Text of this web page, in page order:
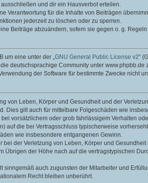
und dir ein Hausverbot erteilen.
Verantwortung für die Inhalte von Beiträgen
jederzeit zu löschen oder zu sperren.
Beiträge abzuändern, sofern sie gegen o. g.
um eine unter der „GNU General Public License v2“
deutschsprachige Community unter
der Software für bestimmte Zwecke nicht
von Leben, Körper und Gesundheit und der
Dies gilt auch für mittelbare Folgeschäden wie
vorsätzlichem oder grob fahrlässigem Verhalten
auf die bei Vertragsschluss typischerweise
wie insbesondere entgangenen Gewinn.
der Verletzung von Leben, Körper und
Übrigen der Höhe nach auf die vertragstypischen
sinngemäß auch zugunsten der Mitarbeiter und
Recht bleiben unberührt.